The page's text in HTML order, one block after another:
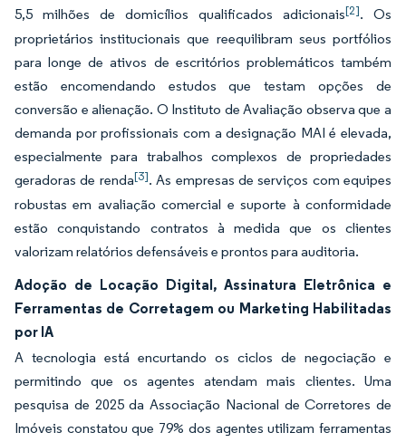
5,5 milhões de domicílios qualificados adicionais[2]. Os
proprietários institucionais que reequilibram seus portfólios
para longe de ativos de escritórios problemáticos também
estão encomendando estudos que testam opções de
conversão e alienação. O Instituto de Avaliação observa que a
demanda por profissionais com a designação MAI é elevada,
especialmente para trabalhos complexos de propriedades
geradoras de renda[3]. As empresas de serviços com equipes
robustas em avaliação comercial e suporte à conformidade
estão conquistando contratos à medida que os clientes
valorizam relatórios defensáveis e prontos para auditoria.
Adoção de Locação Digital, Assinatura Eletrônica e
Ferramentas de Corretagem ou Marketing Habilitadas
por IA
A tecnologia está encurtando os ciclos de negociação e
permitindo que os agentes atendam mais clientes. Uma
pesquisa de 2025 da Associação Nacional de Corretores de
Imóveis constatou que 79% dos agentes utilizam ferramentas